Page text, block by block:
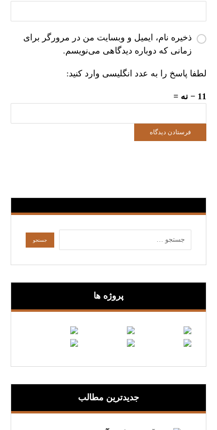
ذخیره نام، ایمیل و وبسایت من در مرورگر برای
زمانی که دوباره دیدگاهی می‌نویسم.
لطفا پاسخ را به عدد انگلیسی وارد کنید:
11 − نه =
پروژه ها
جدیدترین مطالب